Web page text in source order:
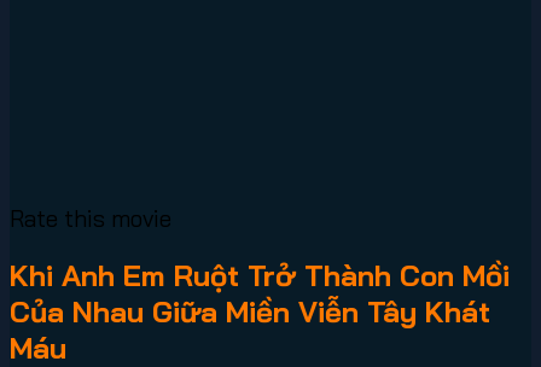
Rate this movie
Khi Anh Em Ruột Trở Thành Con Mồi
Của Nhau Giữa Miền Viễn Tây Khát
Máu